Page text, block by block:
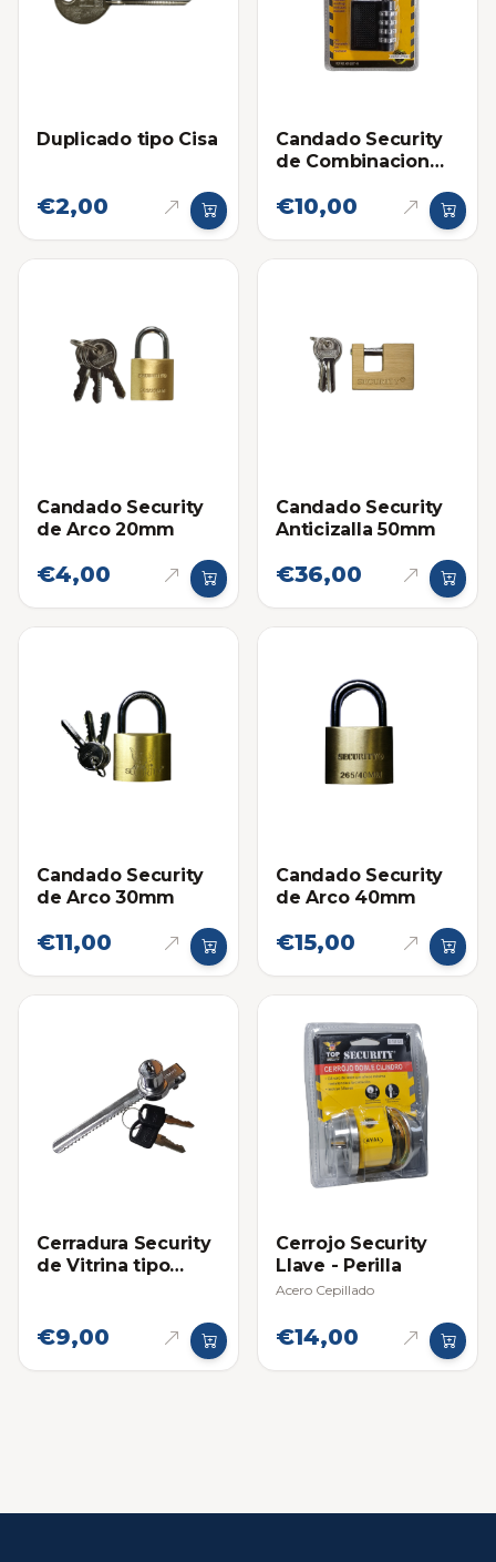
Duplicado tipo Cisa
€2,00
Candado Security
de Combinacion
€10,00
Candado Security
de Arco 20mm
€4,00
Candado Security
Anticizalla 50mm
€36,00
Candado Security
de Arco 30mm
€11,00
Candado Security
de Arco 40mm
€15,00
Cerradura Security
de Vitrina tipo
€9,00
Cerrojo Security
Llave - Perilla
Acero Cepillado
€14,00